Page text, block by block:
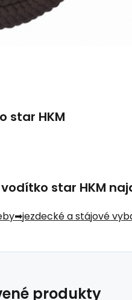
star HKM
star HKM
jezdecké a stájové
produkty